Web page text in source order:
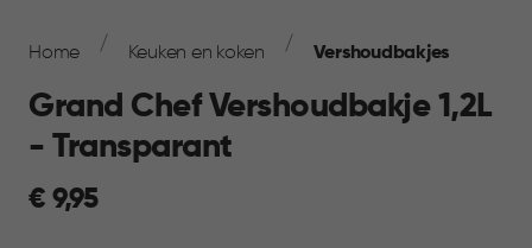
Navigation
Home Keuken en koken Vershoudbakjes
Grand Chef Vershoudbakje 1,2L
- Transparant
€
€ 9,95